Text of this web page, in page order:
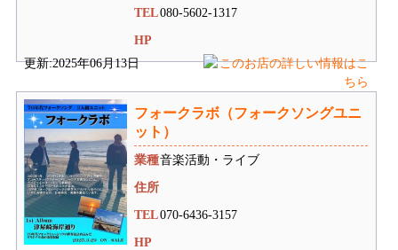
TEL080-5602-1317
HP
更新:2025年06月13日
フォークラボ（フォークソングユニ
ット）
業種音楽活動・ライブ
住所
TEL070-6436-3157
HP